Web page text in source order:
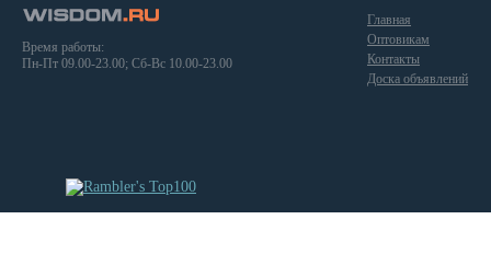
Время работы:
Пн-Пт 09.00-23.00; Сб-Вс 10.00-23.00
Главная
Оптовикам
Контакты
Доска объявлений